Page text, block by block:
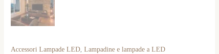
Accessori Lampade LED, Lampadine e lampade a LED